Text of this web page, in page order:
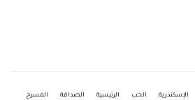
الإسكندرية الحب الرئيسية الصداقة
المسرح